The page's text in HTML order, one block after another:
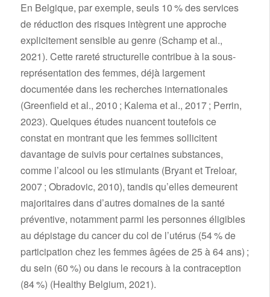
En Belgique, par exemple, seuls 10 % des services
de réduction des risques intègrent une approche
explicitement sensible au genre (Schamp et al.,
2021). Cette rareté structurelle contribue à la sous-
représentation des femmes, déjà largement
documentée dans les recherches internationales
(Greenfield et al., 2010 ; Kalema et al., 2017 ; Perrin,
2023). Quelques études nuancent toutefois ce
constat en montrant que les femmes sollicitent
davantage de suivis pour certaines substances,
comme l’alcool ou les stimulants (Bryant et Treloar,
2007 ; Obradovic, 2010), tandis qu’elles demeurent
majoritaires dans d’autres domaines de la santé
préventive, notamment parmi les personnes éligibles
au dépistage du cancer du col de l’utérus (54 % de
participation chez les femmes âgées de 25 à 64 ans) ;
du sein (60 %) ou dans le recours à la contraception
(84 %) (Healthy Belgium, 2021).